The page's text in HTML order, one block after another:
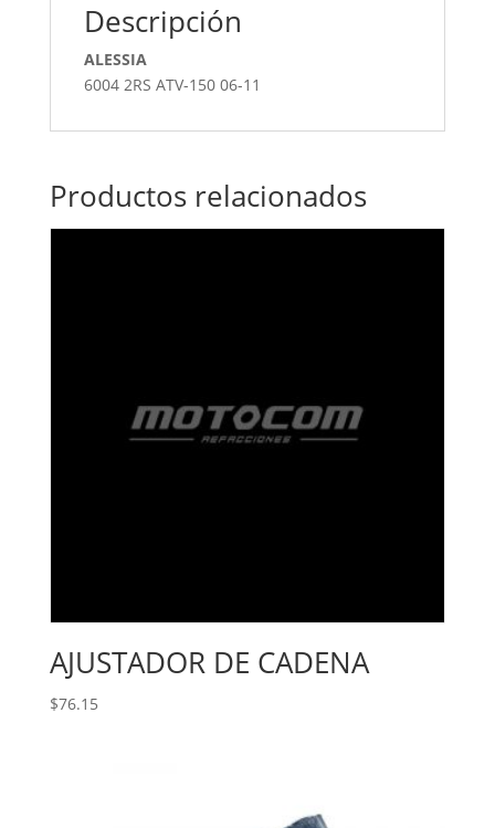
Descripción
ALESSIA
6004 2RS ATV-150 06-11
Productos relacionados
AJUSTADOR DE CADENA
$76.15